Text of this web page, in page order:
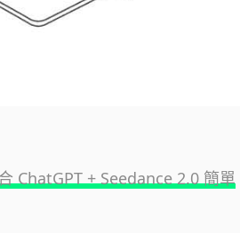
ChatGPT + Seedance 2.0 簡單